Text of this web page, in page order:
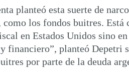
planteó esta suerte de
como los fondos buitres.
en Estados Unidos sino
financiero”, planteó Depetri
por parte de la deuda